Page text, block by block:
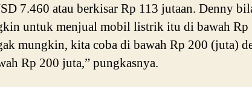
7.460 atau berkisar Rp 113 jutaan. Denny
untuk menjual mobil listrik itu di bawah Rp
mungkin, kita coba di bawah Rp 200 (juta)
Rp 200 juta,” pungkasnya.